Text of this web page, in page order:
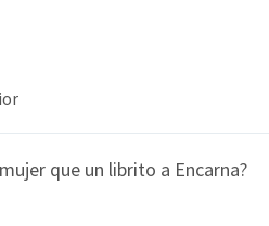
que un librito a Encarna?